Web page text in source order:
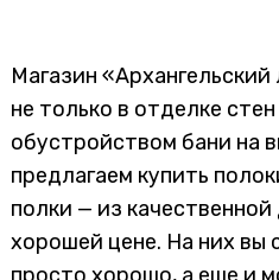
Магазин
не только в отделке
обустройством бани на
предлагаем купить
полки — из
хорошей цене. На них вы